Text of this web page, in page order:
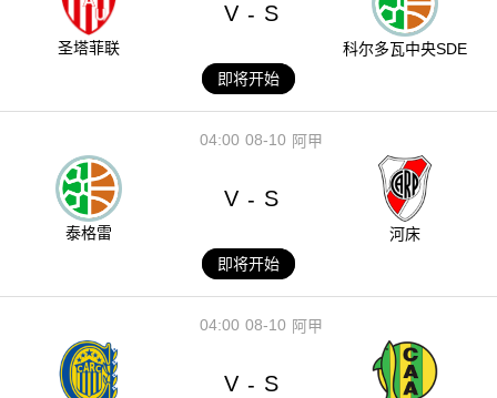
圣塔菲联
V - S
科尔多瓦中央SDE
即将开始
08-10
04:00 阿甲
泰格雷
V - S
河床
即将开始
08-10
04:00 阿甲
V - S